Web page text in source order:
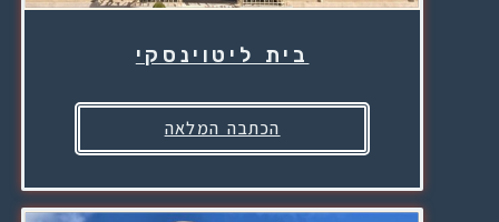
בית ליטוינסקי
הכתבה המלאה